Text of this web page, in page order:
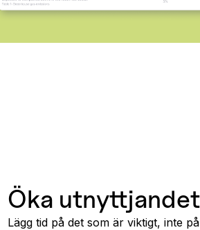
Öka
Lägg tid på det som är viktigt, inte